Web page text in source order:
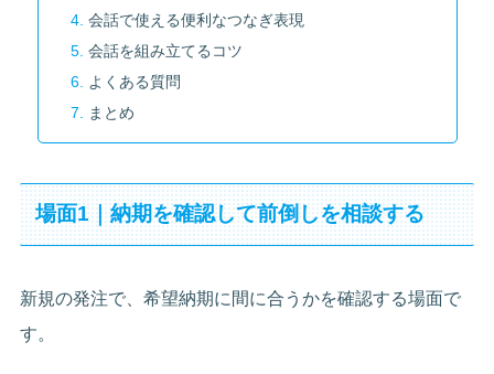
会話で使える便利なつなぎ表現
会話を組み立てるコツ
よくある質問
まとめ
場面1｜納期を確認して前倒しを相談する
新規の発注で、希望納期に間に合うかを確認する場面で
す。